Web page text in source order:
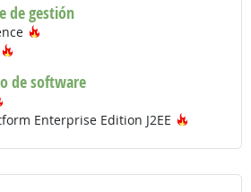
de gestión
de software
Enterprise Edition J2EE